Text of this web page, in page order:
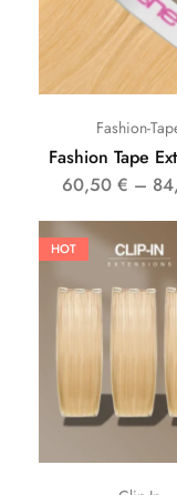
Fashion-
Fashion Tape
60,50 € –
HOT